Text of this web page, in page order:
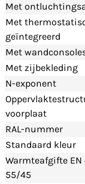
Met
Met
geïntegreerd
Met
Met zijbekleding
N-exponent
voorplaat
RAL-nummer
Standaard kleur
Warmteafgifte EN
55/45